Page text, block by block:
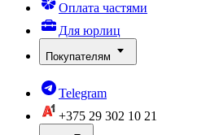
Оплата частями
Для юрлиц
Покупателям
Telegram
+375 29 302 10 21